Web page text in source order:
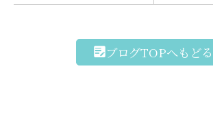
ブログTOPへもどる